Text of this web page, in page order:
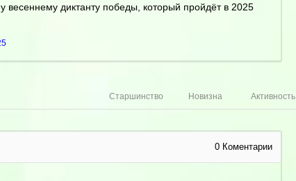
весеннему диктанту победы, который пройдёт в 2025
Активность
Новизна
Старшинство
0 Коментарии